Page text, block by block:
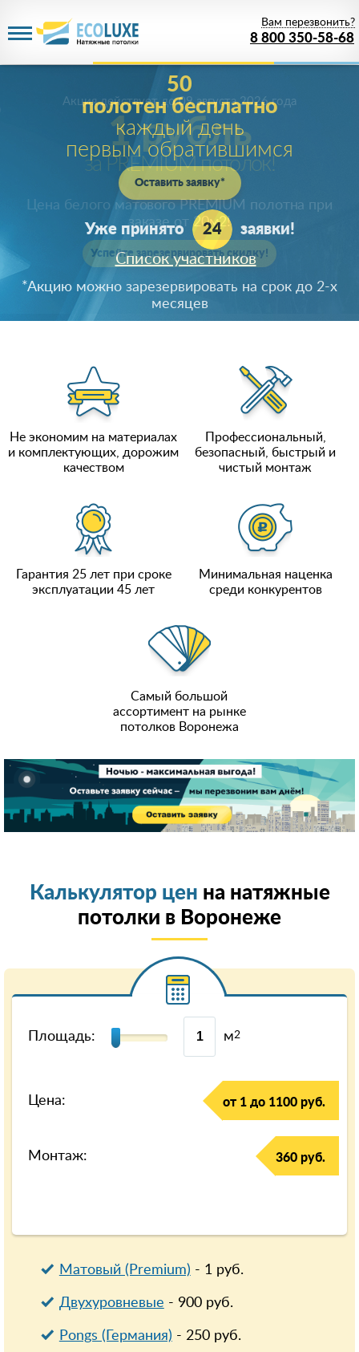
8 800 350-58-68
Вам перезвонить?
1 рубль
за PREMIUM потолок!
Акция действуетдо 09 августа 2026 года
Цена белого матового PREMIUM полотна при
заказе от 20м2!
Успейте зарезервировать скидку!
Не экономим на материалах
и комплектующих, дорожим
качеством
Профессиональный,
безопасный, быстрый и
чистый монтаж
Гарантия 25 лет при сроке
эксплуатации 45 лет
Минимальная наценка
среди конкурентов
Самый большой
ассортимент на рынке
потолков Воронежа
Калькулятор цен на натяжные
потолки в Воронеже
Площадь: м2
Цена: от 1 до 1100 руб.
Монтаж: 360 руб.
Матовый (Premium) - 1руб.
Двухуровневые - 900руб.
Pongs (Германия) - 250руб.